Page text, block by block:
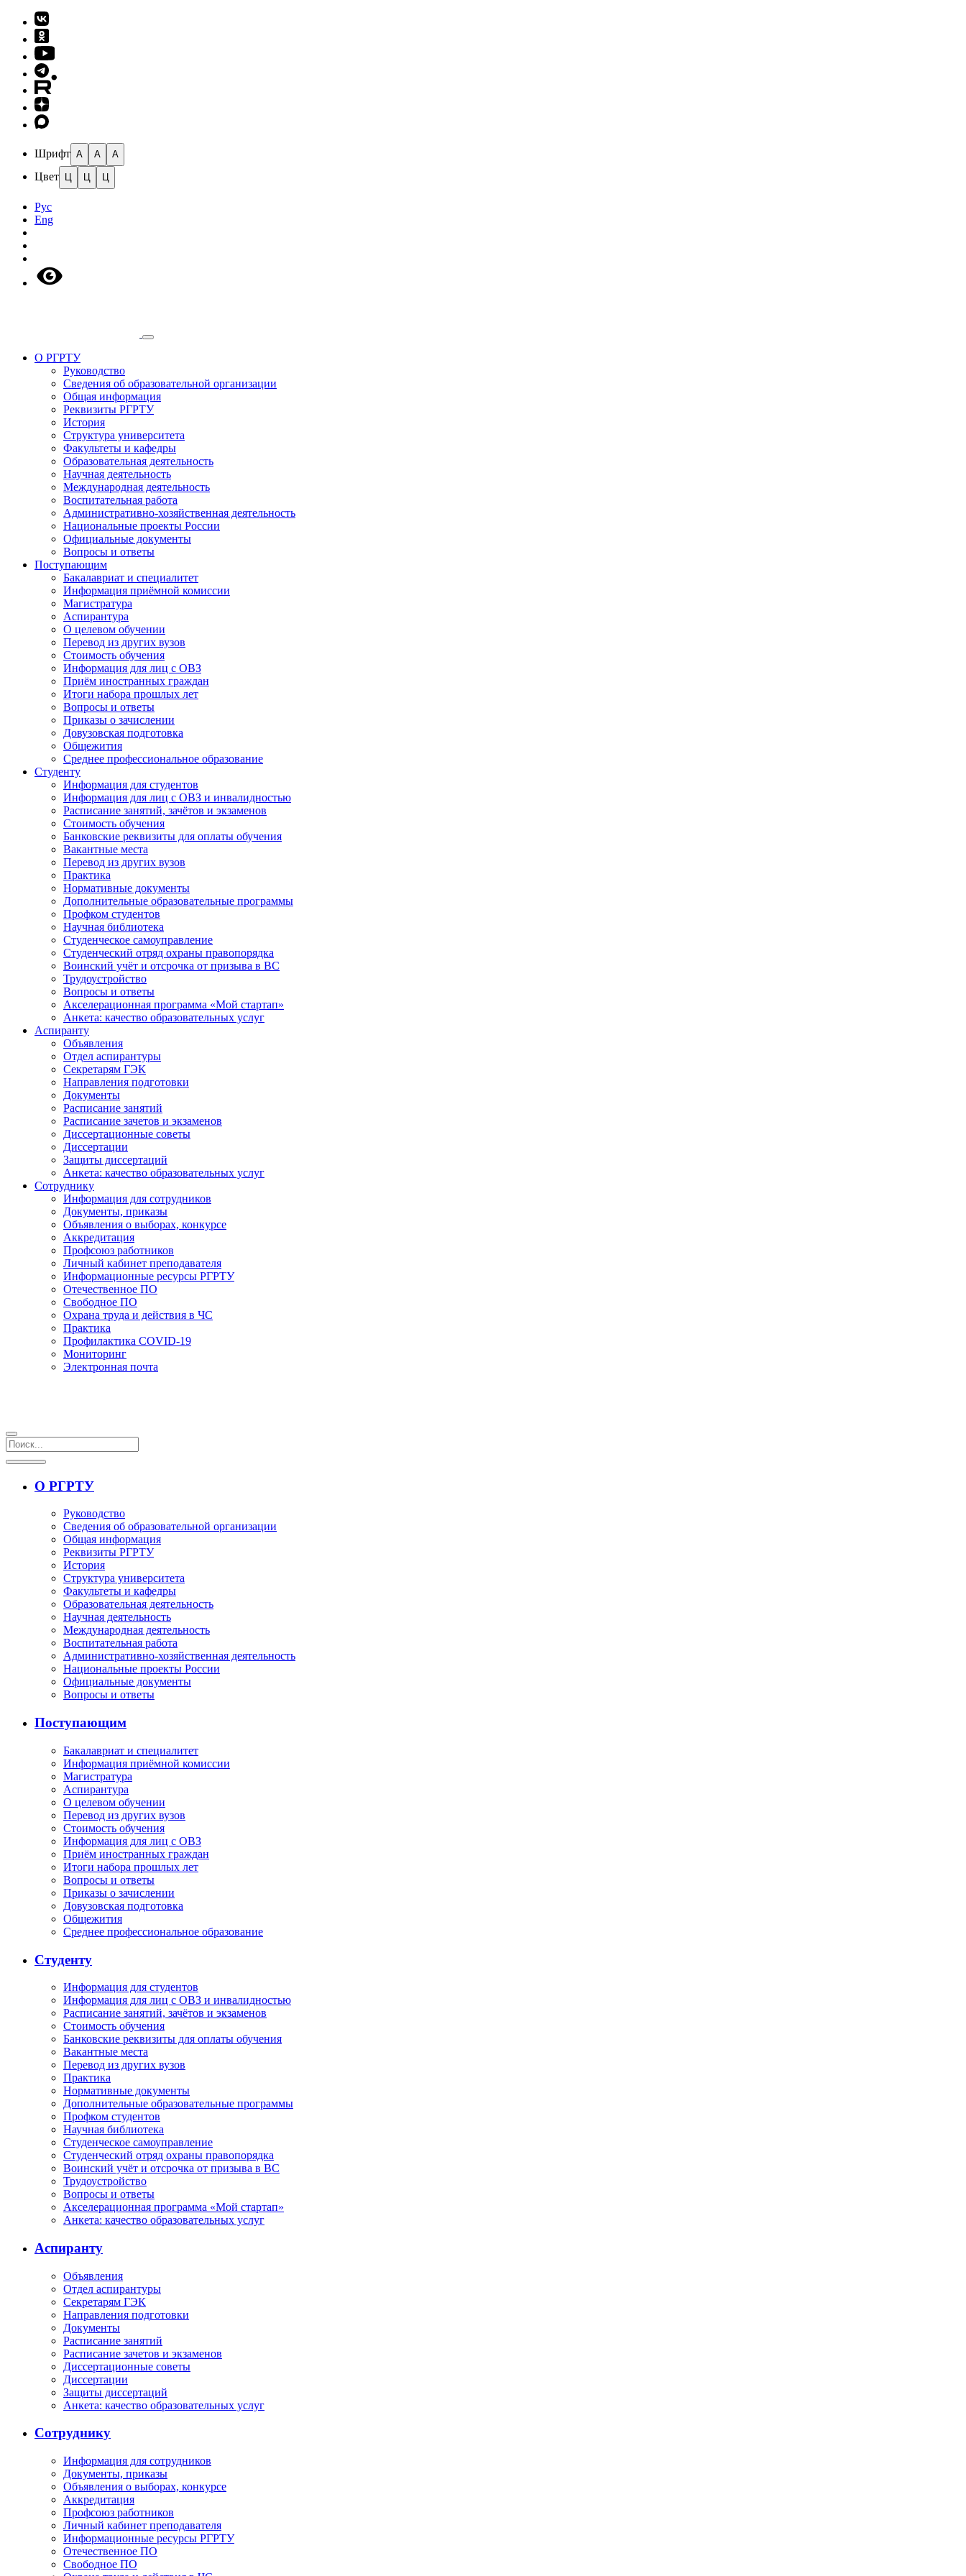
Шрифт A A A
Цвет Ц Ц Ц
Рус
Eng
О РГРТУ
Руководство
Сведения об образовательной организации
Общая информация
Реквизиты РГРТУ
История
Структура университета
Факультеты и кафедры
Образовательная деятельность
Научная деятельность
Международная деятельность
Воспитательная работа
Административно-хозяйственная деятельность
Национальные проекты России
Официальные документы
Вопросы и ответы
Поступающим
Бакалавриат и специалитет
Информация приёмной комиссии
Магистратура
Аспирантура
О целевом обучении
Перевод из других вузов
Стоимость обучения
Информация для лиц с ОВЗ
Приём иностранных граждан
Итоги набора прошлых лет
Вопросы и ответы
Приказы о зачислении
Довузовская подготовка
Общежития
Среднее профессиональное образование
Студенту
Информация для студентов
Информация для лиц с ОВЗ и инвалидностью
Расписание занятий, зачётов и экзаменов
Стоимость обучения
Банковские реквизиты для оплаты обучения
Вакантные места
Перевод из других вузов
Практика
Нормативные документы
Дополнительные образовательные программы
Профком студентов
Научная библиотека
Студенческое самоуправление
Студенческий отряд охраны правопорядка
Воинский учёт и отсрочка от призыва в ВС
Трудоустройство
Вопросы и ответы
Акселерационная программа «Мой стартап»
Анкета: качество образовательных услуг
Аспиранту
Объявления
Отдел аспирантуры
Секретарям ГЭК
Направления подготовки
Документы
Расписание занятий
Расписание зачетов и экзаменов
Диссертационные советы
Диссертации
Защиты диссертаций
Анкета: качество образовательных услуг
Сотруднику
Информация для сотрудников
Документы, приказы
Объявления о выборах, конкурсе
Аккредитация
Профсоюз работников
Личный кабинет преподавателя
Информационные ресурсы РГРТУ
Отечественное ПО
Свободное ПО
Охрана труда и действия в ЧС
Практика
Профилактика COVID-19
Мониторинг
Электронная почта
О РГРТУ
Руководство
Сведения об образовательной организации
Общая информация
Реквизиты РГРТУ
История
Структура университета
Факультеты и кафедры
Образовательная деятельность
Научная деятельность
Международная деятельность
Воспитательная работа
Административно-хозяйственная деятельность
Национальные проекты России
Официальные документы
Вопросы и ответы
Поступающим
Бакалавриат и специалитет
Информация приёмной комиссии
Магистратура
Аспирантура
О целевом обучении
Перевод из других вузов
Стоимость обучения
Информация для лиц с ОВЗ
Приём иностранных граждан
Итоги набора прошлых лет
Вопросы и ответы
Приказы о зачислении
Довузовская подготовка
Общежития
Среднее профессиональное образование
Студенту
Информация для студентов
Информация для лиц с ОВЗ и инвалидностью
Расписание занятий, зачётов и экзаменов
Стоимость обучения
Банковские реквизиты для оплаты обучения
Вакантные места
Перевод из других вузов
Практика
Нормативные документы
Дополнительные образовательные программы
Профком студентов
Научная библиотека
Студенческое самоуправление
Студенческий отряд охраны правопорядка
Воинский учёт и отсрочка от призыва в ВС
Трудоустройство
Вопросы и ответы
Акселерационная программа «Мой стартап»
Анкета: качество образовательных услуг
Аспиранту
Объявления
Отдел аспирантуры
Секретарям ГЭК
Направления подготовки
Документы
Расписание занятий
Расписание зачетов и экзаменов
Диссертационные советы
Диссертации
Защиты диссертаций
Анкета: качество образовательных услуг
Сотруднику
Информация для сотрудников
Документы, приказы
Объявления о выборах, конкурсе
Аккредитация
Профсоюз работников
Личный кабинет преподавателя
Информационные ресурсы РГРТУ
Отечественное ПО
Свободное ПО